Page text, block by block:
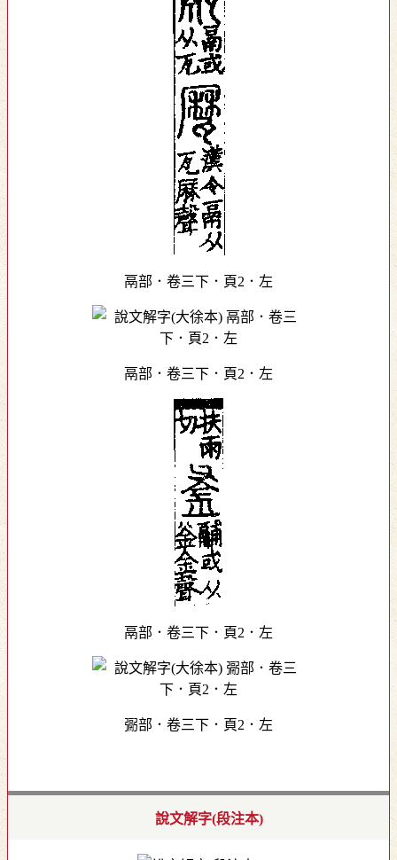
鬲部．卷三下．頁2．左
鬲部．卷三下．頁2．左
鬲部．卷三下．頁2．左
䰜部．卷三下．頁2．左
說文解字(段注本)